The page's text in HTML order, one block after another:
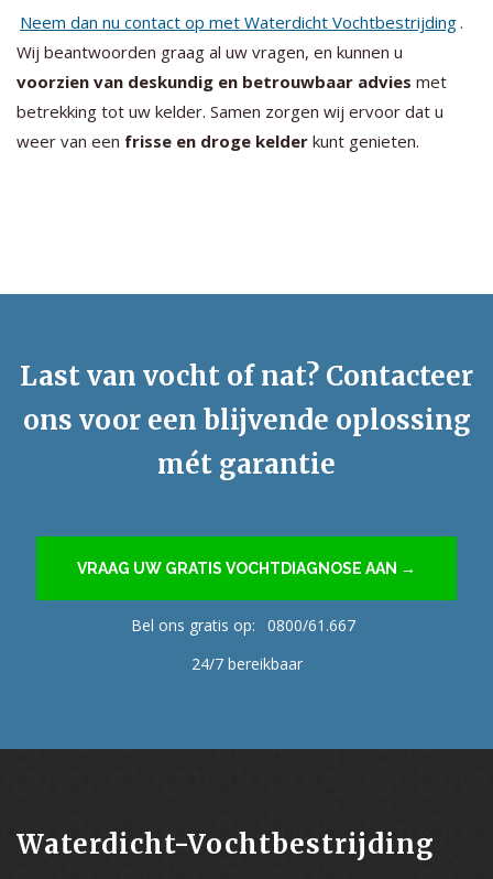
Neem dan nu contact op met Waterdicht Vochtbestrijding .
Wij beantwoorden graag al uw vragen, en kunnen u
voorzien van deskundig en betrouwbaar advies met
betrekking tot uw kelder. Samen zorgen wij ervoor dat u
weer van een frisse en droge kelder kunt genieten.
Last van vocht of nat? Contacteer
ons voor een blijvende oplossing
mét garantie
VRAAG UW GRATIS VOCHTDIAGNOSE AAN →
Bel ons gratis op:
0800/61.667
24/7 bereikbaar
Waterdicht-Vochtbestrijding